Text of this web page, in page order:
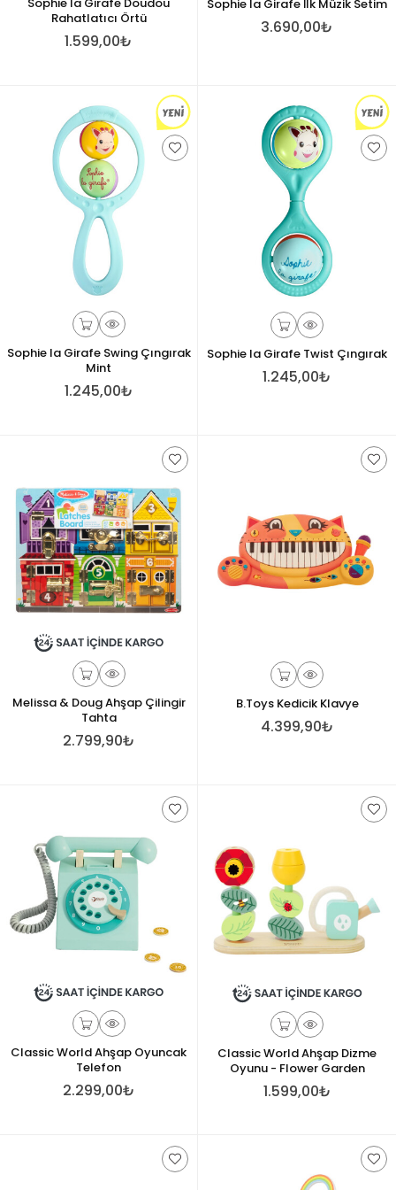
Rahatlatıcı Örtü
1.599,00₺
Sophie la Girafe İlk Müzik Setim
3.690,00₺
Sophie la Girafe Swing Çıngırak
Mint
1.245,00₺
Sophie la Girafe Twist Çıngırak
1.245,00₺
Melissa & Doug Ahşap Çilingir
Tahta
2.799,90₺
B.Toys Kedicik Klavye
4.399,90₺
Classic World Ahşap Oyuncak
Telefon
2.299,00₺
Classic World Ahşap Dizme
Oyunu - Flower Garden
1.599,00₺